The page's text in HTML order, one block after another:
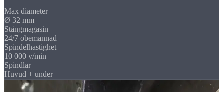
Max diameter
Ø 32 mm
Stångmagasin
24/7 obemannad
Spindelhastighet
10 000 v/min
Spindlar
Huvud + under